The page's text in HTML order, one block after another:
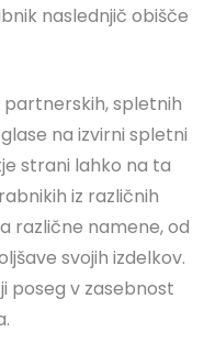
naslednjič obišče
partnerskih, spletnih
na izvirni spletni
strani lahko na ta
iz različnih
različne namene, od
svojih izdelkov.
poseg v zasebnost